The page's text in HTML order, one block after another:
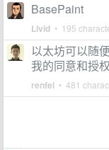
BasePaint
Livid • 195
以太坊可以随
我的同意和授权
renfei • 481